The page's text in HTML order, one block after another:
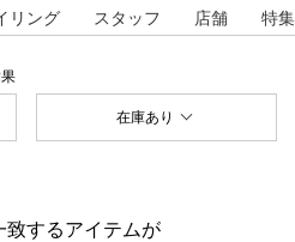
リング スタッフ 店舗 特集
在庫あり
致するアイテムが